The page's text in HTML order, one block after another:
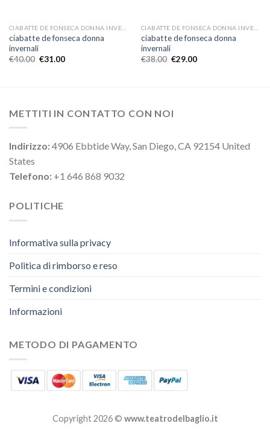
ciabatte de fonseca donna
invernali
€40.00 €31.00
ciabatte de fonseca donna
invernali
€38.00 €29.00
METTITI IN CONTATTO CON NOI
Indirizzo:4906 Ebbtide Way, San Diego, CA 92154 United
States
Telefono: +1 646 868 9032
POLITICHE
Informativa sulla privacy
Politica di rimborso e reso
Termini e condizioni
Informazioni
METODO DI PAGAMENTO
Copyright 2026 © www.teatrodelbaglio.it